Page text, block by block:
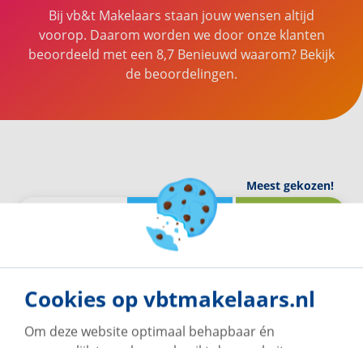
Bij vb&t Makelaars staan jouw wensen altijd
voorop. Daarom worden we door onze klanten
beoordeeld met een 8,7 Benieuwd waarom? Bekijk
de beoordelingen.
Meest gekozen!
Together
Wil jij zelf graag de woningtekst
Relaxed
Cookies op vbtmakelaars.nl
Om deze website optimaal behapbaar én